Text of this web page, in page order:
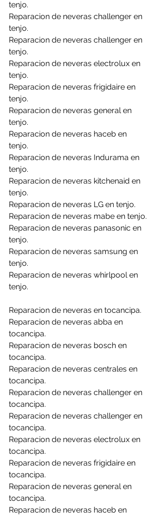
tenjo.
Reparacion de neveras challenger en
tenjo.
Reparacion de neveras challenger en
tenjo.
Reparacion de neveras electrolux en
tenjo.
Reparacion de neveras frigidaire en
tenjo.
Reparacion de neveras general en
tenjo.
Reparacion de neveras haceb en
tenjo.
Reparacion de neveras Indurama en
tenjo.
Reparacion de neveras kitchenaid en
tenjo.
Reparacion de neveras LG en tenjo.
Reparacion de neveras mabe en tenjo.
Reparacion de neveras panasonic en
tenjo.
Reparacion de neveras samsung en
tenjo.
Reparacion de neveras whirlpool en
tenjo.
Reparacion de neveras en tocancipa.
Reparacion de neveras abba en
tocancipa.
Reparacion de neveras bosch en
tocancipa.
Reparacion de neveras centrales en
tocancipa.
Reparacion de neveras challenger en
tocancipa.
Reparacion de neveras challenger en
tocancipa.
Reparacion de neveras electrolux en
tocancipa.
Reparacion de neveras frigidaire en
tocancipa.
Reparacion de neveras general en
tocancipa.
Reparacion de neveras haceb en